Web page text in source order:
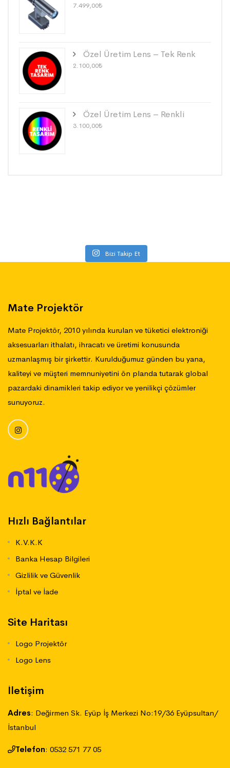
7.499,00₺
Özel Üretim Lens – Tek Renk
2.100,00₺
Özel Üretim Lens – Renkli
3.100,00₺
Bizi Takip Et
Mate Projektör
Mate Projektör, 2010 yılında kurulan ve tüketici elektroniği
aksesuarları ithalatı, ihracatı ve üretimi konusunda
uzmanlaşmış bir şirkettir. Kurulduğumuz günden bu yana,
kaliteyi ve müşteri memnuniyetini ön planda tutarak global
pazardaki dinamikleri takip ediyor ve yenilikçi çözümler
sunuyoruz.
Hızlı Bağlantılar
K.V.K.K
Banka Hesap Bilgileri
Gizlilik ve Güvenlik
İptal ve İade
Site Haritası
Logo Projektör
Logo Lens
İletişim
Adres: Değirmen Sk. Eyüp İş Merkezi No:19/36 Eyüpsultan/
İstanbul
Telefon: ‪0532 571 77 05